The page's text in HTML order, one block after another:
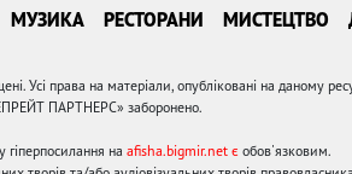
МУЗИКА РЕСТОРАНИ МИСТЕЦТВО
Усі права на матеріали, опубліковані на даному
ПАРТНЕРС» заборонено.
гіперпосилання на afisha.bigmir.net є обов'язковим.